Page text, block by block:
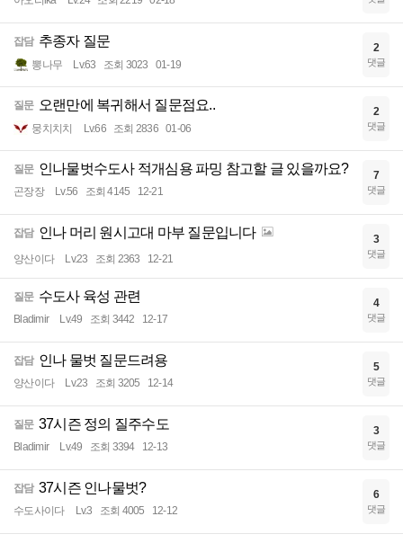
잡담 추종자 질문
뽕나무 Lv.63 조회 3023 01-19
2
댓글
질문 오랜만에 복귀해서 질문점요..
뭉치치치 Lv.66 조회 2836 01-06
2
댓글
질문 인나물벗수도사 적개심용 파밍 참고할 글 있을까요?
곤장장 Lv.56 조회 4145 12-21
7
댓글
잡담 인나 머리 원시고대 마부 질문입니다
양산이다 Lv.23 조회 2363 12-21
3
댓글
질문 수도사 육성 관련
Bladimir Lv.49 조회 3442 12-17
4
댓글
잡담 인나 물벗 질문드려용
양산이다 Lv.23 조회 3205 12-14
5
댓글
질문 37시즌 정의 질주수도
Bladimir Lv.49 조회 3394 12-13
3
댓글
잡담 37시즌 인나물벗?
수도사이다 Lv.3 조회 4005 12-12
6
댓글